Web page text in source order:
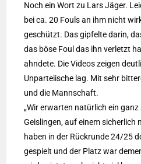
Noch ein Wort zu Lars Jäger.
bei ca. 20 Fouls an ihm nicht
geschützt. Das gipfelte darin,
das böse Foul das ihn verletzt
ahndete. Die Videos zeigen
Unparteiische lag. Mit sehr
und die Mannschaft.
„Wir erwarten natürlich ein
Geislingen, auf einem sicherlich
haben in der Rückrunde 24/25
gespielt und der Platz war